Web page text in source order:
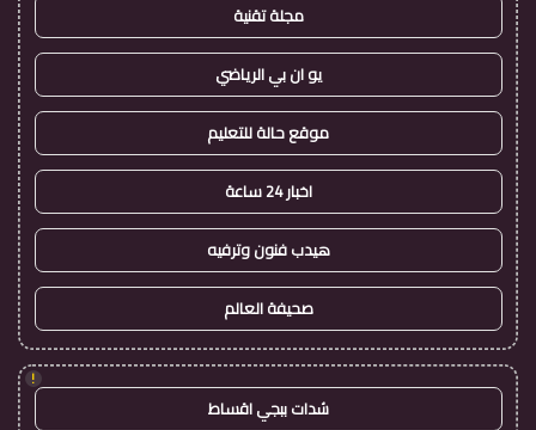
مجلة تقنية
يو ان بي الرياضي
موقع حالة للتعليم
اخبار 24 ساعة
هيدب فنون وترفيه
صحيفة العالم
!
شدات ببجي اقساط